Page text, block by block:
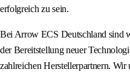
erfolgreich zu sein.
Bei Arrow ECS Deutschland sind
der Bereitstellung neuer
zahlreichen Herstellerpartnern. Wir